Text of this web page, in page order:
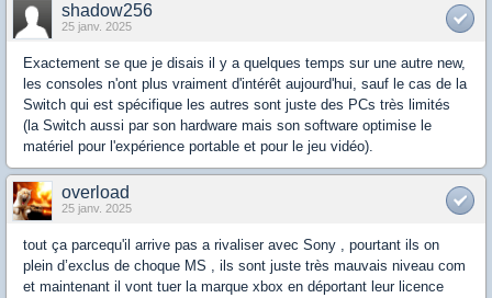
shadow256
25 janv. 2025
Exactement se que je disais il y a quelques temps sur une autre new,
les consoles n'ont plus vraiment d'intérêt aujourd'hui, sauf le cas de la
Switch qui est spécifique les autres sont juste des PCs très limités
(la Switch aussi par son hardware mais son software optimise le
matériel pour l'expérience portable et pour le jeu vidéo).
overload
25 janv. 2025
tout ça parcequ'il arrive pas a rivaliser avec Sony , pourtant ils on
plein d’exclus de choque MS , ils sont juste très mauvais niveau com
et maintenant il vont tuer la marque xbox en déportant leur licence